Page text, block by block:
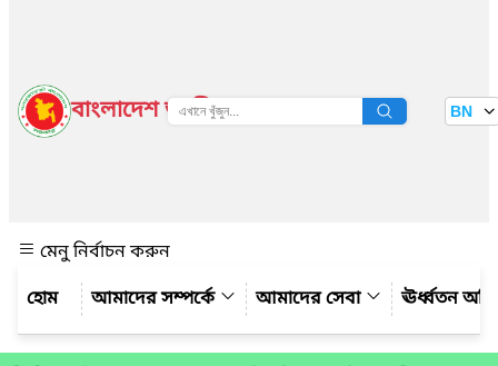
বাংলাদেশ জাতীয় তথ্য বাতায়ন BN
মেনু নির্বাচন করুন
আমাদের সম্পর্কে
আমাদের সেবা ঊর্ধ্বতন